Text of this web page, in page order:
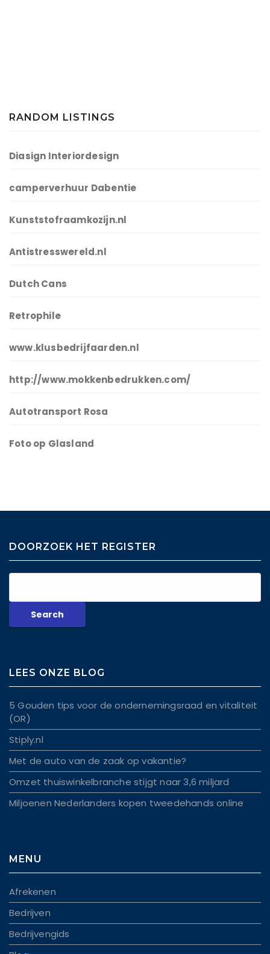
RANDOM LISTINGS
Diasign Interiordesign
camperverhuur Dabentie
Kunststofraamkozijn.nl
Antistresswereld.nl
Dutch Cans
Retrophile
www.klusbedrijfaarden.nl
http://www.mokkenbedrukken.com/
Autotransport Rosa
Foto op Glasland
DOORZOEK HET REGISTER
LEES ONZE BLOG
5 Gouden tips voor de ondernemingsraad en vitaliteit
(OR)
Stiply.nl
Met de auto van de zaak op vakantie?
Omzet thuiswinkelbranche stijgt naar 3,6 miljard
Miljoenen Nederlanders kopen tweedehands online
MENU
Afrekenen
Bedrijven
Bedrijvengids